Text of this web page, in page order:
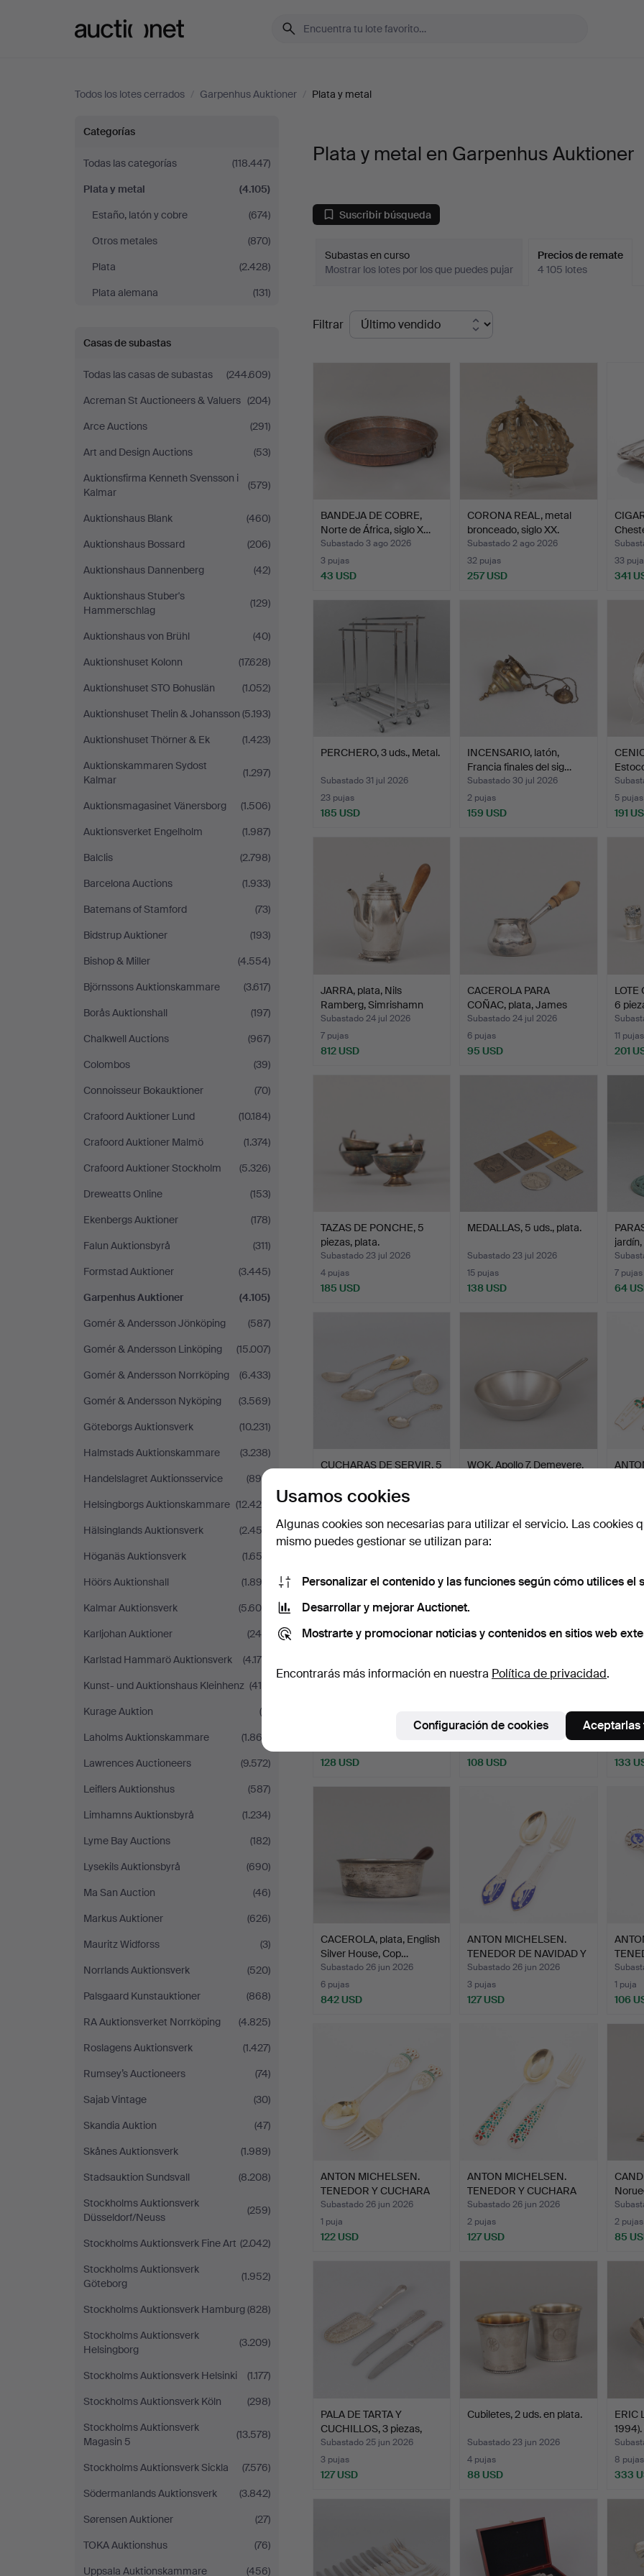
Todos los lotes cerrados / Garpenhus Auktioner / Plata y metal
Plata
y
metal
en
Garpenhus
Auktioner
Categorías
Todas las categorías
(118.447)
Plata y metal
(4.105)
Estaño, latón y cobre
(674)
Otros metales
(870)
Plata
(2.428)
Plata alemana
(131)
Casas de subastas
Todas las casas de subastas
(244.609)
Acreman St Auctioneers & Valuers (204)
Arce Auctions
(291)
Art and Design Auctions
(53)
Auktionsfirma Kenneth Svensson i
Kalmar
(579)
Auktionshaus Blank
(460)
Auktionshaus Bossard
(206)
Auktionshaus Dannenberg
(42)
Auktionshaus Stuber's
Hammerschlag
(129)
Auktionshaus von Brühl
(40)
Auktionshuset Kolonn
(17.628)
Auktionshuset STO Bohuslän
(1.052)
Auktionshuset Thelin & Johansson (5.193)
Auktionshuset Thörner & Ek
(1.423)
Auktionskammaren Sydost
Kalmar
(1.297)
Auktionsmagasinet Vänersborg
(1.506)
Auktionsverket Engelholm
(1.987)
Balclis
(2.798)
Barcelona Auctions
(1.933)
Batemans of Stamford
(73)
Bidstrup Auktioner
(193)
Bishop & Miller
(4.554)
Björnssons Auktionskammare
(3.617)
Borås Auktionshall
(197)
Chalkwell Auctions
(967)
Colombos
(39)
Connoisseur Bokauktioner
(70)
Crafoord Auktioner Lund
(10.184)
Crafoord Auktioner Malmö
(1.374)
Crafoord Auktioner Stockholm
(5.326)
Dreweatts Online
(153)
Ekenbergs Auktioner
(178)
Falun Auktionsbyrå
(311)
Formstad Auktioner
(3.445)
Garpenhus Auktioner
(4.105)
Gomér & Andersson Jönköping
(587)
Gomér & Andersson Linköping
(15.007)
Gomér & Andersson Norrköping
(6.433)
Gomér & Andersson Nyköping
(3.569)
Göteborgs Auktionsverk
(10.231)
Halmstads Auktionskammare
(3.238)
Handelslagret Auktionsservice
(894)
Helsingborgs Auktionskammare (12.425)
Hälsinglands Auktionsverk
(2.452)
Höganäs Auktionsverk
(1.653)
Höörs Auktionshall
(1.892)
Kalmar Auktionsverk
(5.609)
Karljohan Auktioner
(249)
Karlstad Hammarö Auktionsverk
(4.170)
Kunst- und Auktionshaus Kleinhenz (419)
Kurage Auktion
(6)
Laholms Auktionskammare
(1.862)
Lawrences Auctioneers
(9.572)
Leiflers Auktionshus
(587)
Limhamns Auktionsbyrå
(1.234)
Lyme Bay Auctions
(182)
Lysekils Auktionsbyrå
(690)
Ma San Auction
(46)
Markus Auktioner
(626)
Mauritz Widforss
(3)
Norrlands Auktionsverk
(520)
Palsgaard Kunstauktioner
(868)
RA Auktionsverket Norrköping
(4.825)
Roslagens Auktionsverk
(1.427)
Rumsey’s Auctioneers
(74)
Sajab Vintage
(30)
Skandia Auktion
(47)
Skånes Auktionsverk
(1.989)
Stadsauktion Sundsvall
(8.208)
Stockholms Auktionsverk
Düsseldorf/Neuss
(259)
Stockholms Auktionsverk Fine Art (2.042)
Stockholms Auktionsverk
Göteborg
(1.952)
Stockholms Auktionsverk Hamburg(828)
Stockholms Auktionsverk
Helsingborg
(3.209)
Stockholms Auktionsverk Helsinki
(1.177)
Stockholms Auktionsverk Köln
(298)
Stockholms Auktionsverk
Magasin 5
(13.578)
Stockholms Auktionsverk Sickla
(7.576)
Södermanlands Auktionsverk
(3.842)
Sørensen Auktioner
(27)
TOKA Auktionshus
(76)
Uppsala Auktionskammare
(456)
Plata y metal en Garpenhus Auktioner
Suscribir búsqueda
Subastas en curso
Mostrar los lotes por los que puedes pujar
Precios de remate
4 105 lotes
Precios
de
Filtrar
BANDEJA DE COBRE,
Norte de África, siglo X…
Subastado 3 ago 2026
3 pujas
43 USD
CORONA REAL, metal
bronceado, siglo XX.
Subastado 2 ago 2026
32 pujas
257 USD
33
341
PERCHERO, 3 uds., Metal.
Subastado 31 jul 2026
23 pujas
185 USD
INCENSARIO, latón,
Francia finales del sig…
Subastado 30 jul 2026
2 pujas
159 USD
5 pujas
191
JARRA, plata, Nils
Ramberg, Simrishamn
183…
Subastado 24 jul 2026
7 pujas
812 USD
CACEROLA PARA
COÑAC, plata, James
Goodwin,…
Subastado 24 jul 2026
6 pujas
95 USD
LOTE
6
11 pujas
201
TAZAS DE PONCHE, 5
piezas, plata.
Subastado 23 jul 2026
4 pujas
185 USD
MEDALLAS, 5 uds., plata.
Subastado 23 jul 2026
15 pujas
138 USD
7 pujas
64
CUCHARAS DE SERVIR, 5
Subastado 5 jul 2026
317 USD
WOK, Apollo 7, Demeyere.
80 USD 106
Subastado 26 jun 2026
128 USD
TENEDOR Y CUCHARA
DE NAVI…
Subastado 26 jun 2026
108 USD
DE
133
CACEROLA, plata, English
Silver House, Cop…
Subastado 26 jun 2026
6 pujas
842 USD
ANTON MICHELSEN.
TENEDOR DE NAVIDAD Y
CUCH…
Subastado 26 jun 2026
3 pujas
127 USD
DE
1 puja
106
ANTON MICHELSEN.
TENEDOR Y CUCHARA
DE NAVI…
Subastado 26 jun 2026
1 puja
122 USD
ANTON MICHELSEN.
TENEDOR Y CUCHARA
DE NAVI…
Subastado 26 jun 2026
2 pujas
127 USD
2 pujas
85
PALA DE TARTA Y
CUCHILLOS, 3 piezas,
Plata…
Subastado 25 jun 2026
3 pujas
127 USD
Cubiletes, 2 uds. en plata.
Subastado 23 jun 2026
4 pujas
88 USD
ERIC
p…
8 pujas
333
Usamos cookies
Algunas cookies son necesarias para utilizar el servicio. Las cookies
mismo puedes gestionar se utilizan para:
Personalizar el contenido y las funciones según cómo utilices el
Desarrollar y mejorar Auctionet.
Mostrarte y promocionar noticias y contenidos en sitios web
Encontrarás más información en nuestra Política de privacidad.
Configuración de cookies Aceptarlas